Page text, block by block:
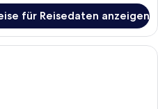
für Reisedaten anzeigen
1 Schlafzimmer, kostenloses WLAN,